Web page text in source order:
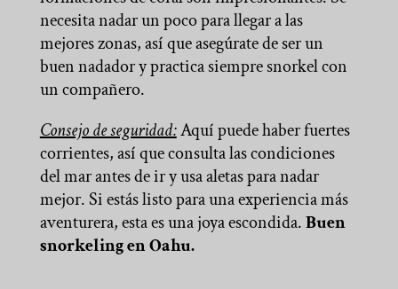
necesita nadar un poco para llegar a las
mejores zonas, así que asegúrate de ser un
buen nadador y practica siempre snorkel con
un compañero.
Consejo de seguridad:Aquí puede haber fuertes
corrientes, así que consulta las condiciones
del mar antes de ir y usa aletas para nadar
mejor. Si estás listo para una experiencia más
aventurera, esta es una joya escondida.Buen
snorkeling en Oahu.